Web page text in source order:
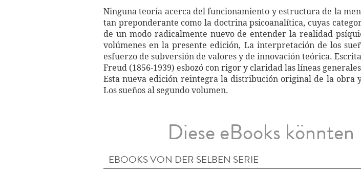
Ninguna teoría acerca del funcionamiento y estructura de la
tan preponderante como la doctrina psicoanalítica, cuyas
de un modo radicalmente nuevo de entender la realidad
volúmenes en la presente edición, La interpretación de los
esfuerzo de subversión de valores y de innovación teórica.
Freud (1856-1939) esbozó con rigor y claridad las líneas
Esta nueva edición reintegra la distribución original de la
Los sueños al segundo volumen.
Diese eBooks
EBOOKS VON DER SELBEN SERIE